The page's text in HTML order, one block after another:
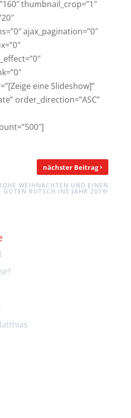
thumbnail_crop=”1″
ajax_pagination=”0″
eine Slideshow]”
order_direction=”ASC”
nächster Beitrag›
WEIHNACHTEN UND EINEN
GUTEN RUTSCH INS JAHR 2019!